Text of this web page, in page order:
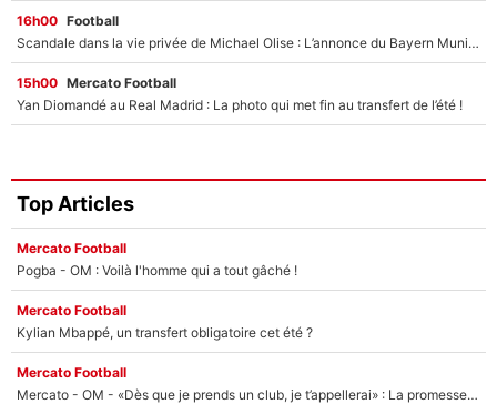
16h00 Football
Scandale dans la vie privée de Michael Olise : L’annonce du Bayern Munich sur son enfant caché
15h00 Mercato Football
Yan Diomandé au Real Madrid : La photo qui met fin au transfert de l’été !
Top Articles
Mercato Football
Pogba - OM : Voilà l'homme qui a tout gâché !
Mercato Football
Kylian Mbappé, un transfert obligatoire cet été ?
Mercato Football
Mercato - OM - «Dès que je prends un club, je t’appellerai» : La promesse de Marcelino au moment de claquer la porte